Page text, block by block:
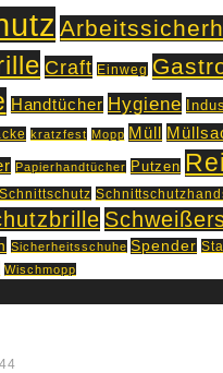
Craft Einweg
Handtücher Hygiene
kratzfest Mopp Müll
Papierhandtücher Putzen
Schnittschutz
Sicherheitsschuhe Spender
Wischmopp